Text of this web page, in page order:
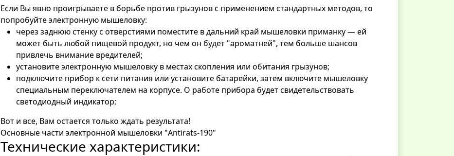
Если Вы явно проигрываете в борьбе против грызунов с применением стандартных методов, то
попробуйте электронную мышеловку:
через заднюю стенку с отверстиями поместите в дальний край мышеловки приманку — ей
может быть любой пищевой продукт, но чем он будет "ароматней", тем больше шансов
привлечь внимание вредителей;
установите электронную мышеловку в местах скопления или обитания грызунов;
подключите прибор к сети питания или установите батарейки, затем включите мышеловку
специальным переключателем на корпусе. О работе прибора будет свидетельствовать
светодиодный индикатор;
Вот и все, Вам остается только ждать результата!
Основные части электронной мышеловки "Antirats-190"
Технические характеристики: